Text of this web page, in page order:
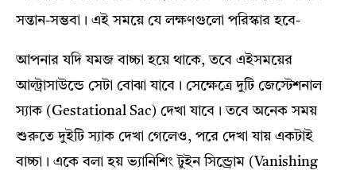
সন্তান-সম্ভবা। এই সময়ে যে লক্ষণগুলো পরিস্কার হবে-
আপনার যদি যমজ বাচ্চা হয়ে থাকে, তবে এইসময়ের
আল্ট্রাসাউন্ডে সেটা বোঝা যাবে। সেক্ষেত্রে দুটি জেস্টেশনাল
স্যাক (Gestational Sac) দেখা যাবে। তবে অনেক সময়
শুরুতে দুইটি স্যাক দেখা গেলেও, পরে দেখা যায় একটাই
বাচ্চা। একে বলা হয় ভ্যানিশিং টুইন সিন্ড্রোম (Vanishing